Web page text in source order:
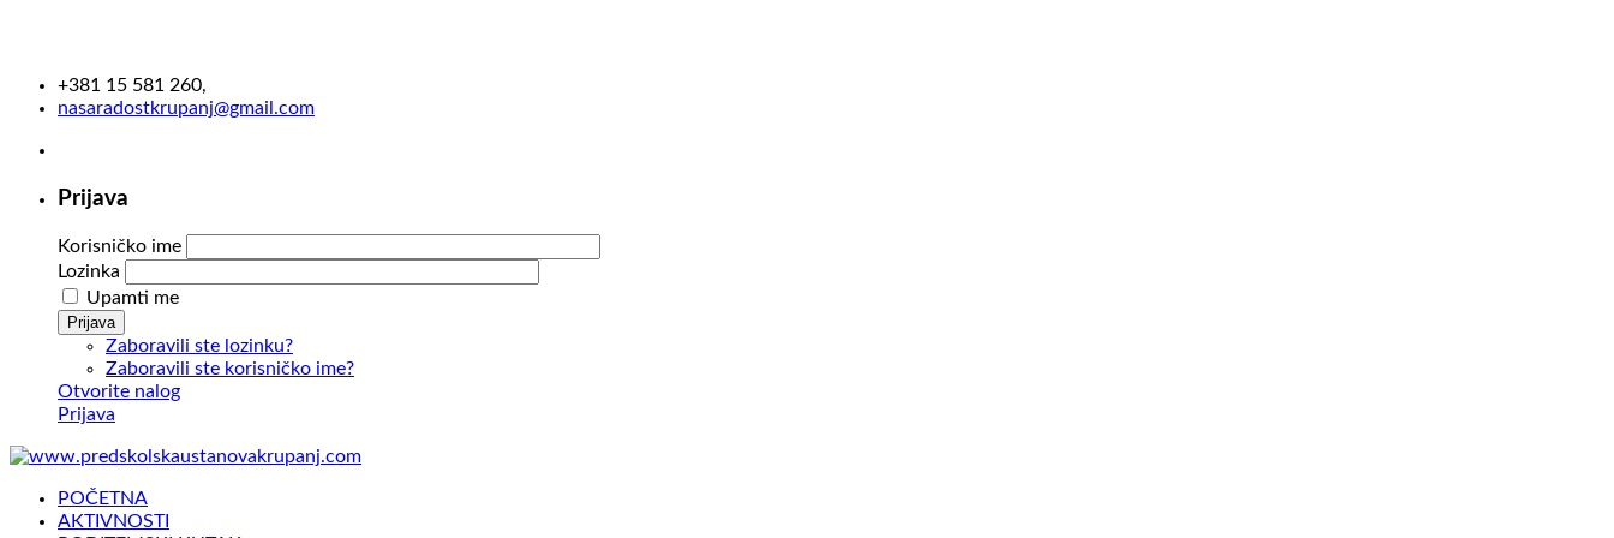
+381 15 581 260,
nasaradostkrupanj@gmail.com
Prijava
Korisničko ime
Lozinka
Upamti me
Prijava
Zaboravili ste lozinku?
Zaboravili ste korisničko ime?
Otvorite nalog
Prijava
POČETNA
AKTIVNOSTI